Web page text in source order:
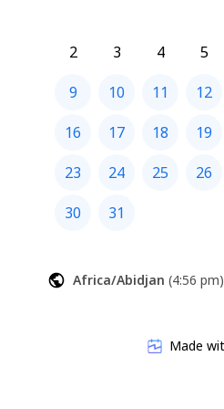
2
3 4 5
9
10 11 12
16
17 18 19
23
24 25 26
30
31
Africa/Abidjan (4:56 pm)
Made